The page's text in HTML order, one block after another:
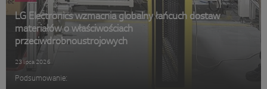
LG Electronics wzmacnia globalny łańcuch dostaw
materiałów o właściwościach
przeciwdrobnoustrojowych
23 lipca 2026
Podsumowanie: